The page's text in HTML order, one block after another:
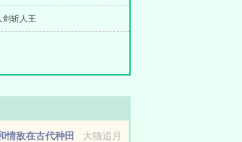
剑斩人王
大猫追月
情敌在古代种田